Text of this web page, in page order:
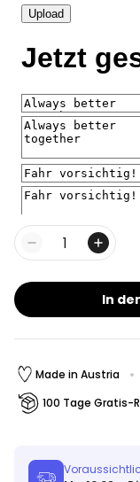
Menge
In
Made in Austria
100 Tage Gratis-